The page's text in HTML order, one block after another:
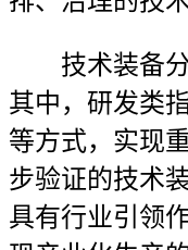
技术装备分
其中，研发类
等方式，实现
步验证的技术
具有行业引领